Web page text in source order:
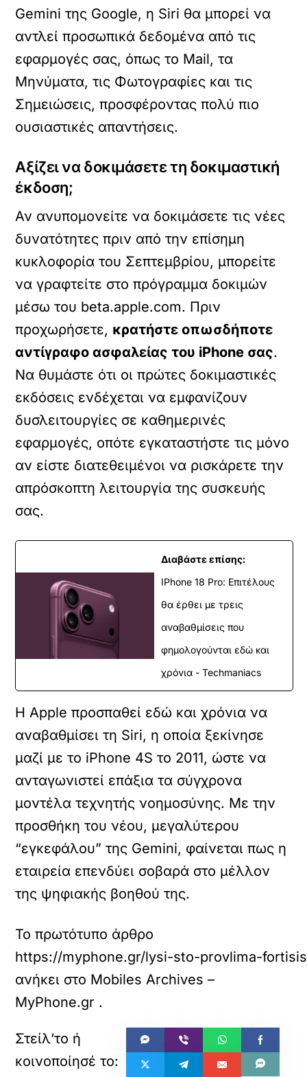
Gemini της Google, η Siri θα μπορεί να
αντλεί προσωπικά δεδομένα από τις
εφαρμογές σας, όπως το Mail, τα
Μηνύματα, τις Φωτογραφίες και τις
Σημειώσεις, προσφέροντας πολύ πιο
ουσιαστικές απαντήσεις.
Αξίζει να δοκιμάσετε τη δοκιμαστική
έκδοση;
Αν ανυπομονείτε να δοκιμάσετε τις νέες
δυνατότητες πριν από την επίσημη
κυκλοφορία του Σεπτεμβρίου, μπορείτε
να γραφτείτε στο πρόγραμμα δοκιμών
μέσω του beta.apple.com. Πριν
προχωρήσετε, κρατήστε οπωσδήποτε
αντίγραφο ασφαλείας του iPhone σας.
Να θυμάστε ότι οι πρώτες δοκιμαστικές
εκδόσεις ενδέχεται να εμφανίζουν
δυσλειτουργίες σε καθημερινές
εφαρμογές, οπότε εγκαταστήστε τις μόνο
αν είστε διατεθειμένοι να ρισκάρετε την
απρόσκοπτη λειτουργία της συσκευής
σας.
Διαβάστε επίσης:
IPhone 18 Pro: Επιτέλους
θα έρθει με τρεις
αναβαθμίσεις που
φημολογούνται εδώ και
χρόνια - Techmaniacs
Η Apple προσπαθεί εδώ και χρόνια να
αναβαθμίσει τη Siri, η οποία ξεκίνησε
μαζί με το iPhone 4S το 2011, ώστε να
ανταγωνιστεί επάξια τα σύγχρονα
μοντέλα τεχνητής νοημοσύνης. Με την
προσθήκη του νέου, μεγαλύτερου
“εγκεφάλου” της Gemini, φαίνεται πως η
εταιρεία επενδύει σοβαρά στο μέλλον
της ψηφιακής βοηθού της.
Το πρωτότυπο άρθρο
https://myphone.gr/lysi-sto-provlima-
ανήκει στο Mobiles Archives –
MyPhone.gr .